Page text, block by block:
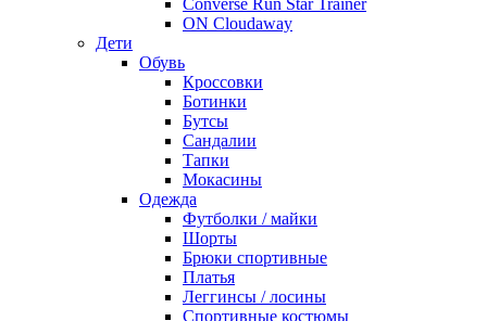
ON Cloudaway
Дети
Обувь
Кроссовки
Ботинки
Бутсы
Сандалии
Тапки
Мокасины
Одежда
Футболки / майки
Шорты
Брюки спортивные
Платья
Леггинсы / лосины
Спортивные костюмы